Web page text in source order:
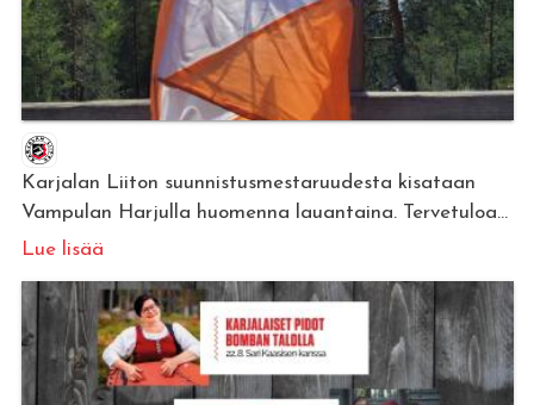
Karjalan Liiton suunnistusmestaruudesta kisataan
Vampulan Harjulla huomenna lauantaina. Tervetuloa...
Lue lisää